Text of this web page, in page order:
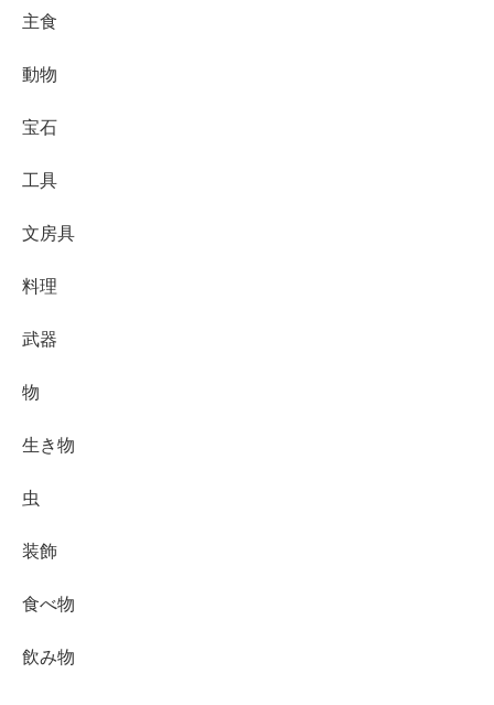
主食
動物
宝石
工具
文房具
料理
武器
物
生き物
虫
装飾
食べ物
飲み物